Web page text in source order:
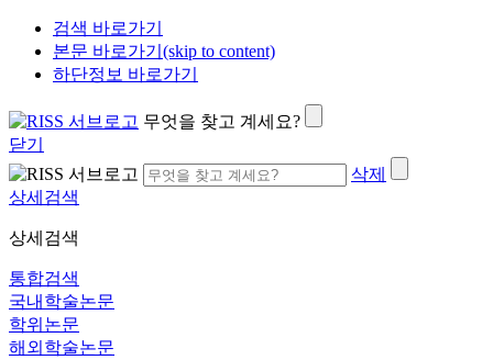
검색 바로가기
본문 바로가기(skip to content)
하단정보 바로가기
무엇을 찾고 계세요?
닫기
삭제
상세검색
상세검색
통합검색
국내학술논문
학위논문
해외학술논문